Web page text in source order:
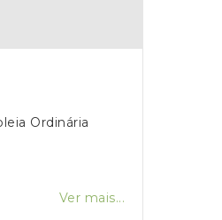
Ordinária
Ver mais...